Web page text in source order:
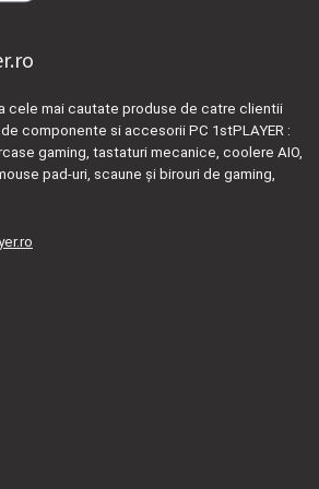
cele mai cautate produse de catre clientii
componente si accesorii PC 1stPLAYER :
gaming, tastaturi mecanice, coolere AIO,
pad-uri, scaune și birouri de gaming,